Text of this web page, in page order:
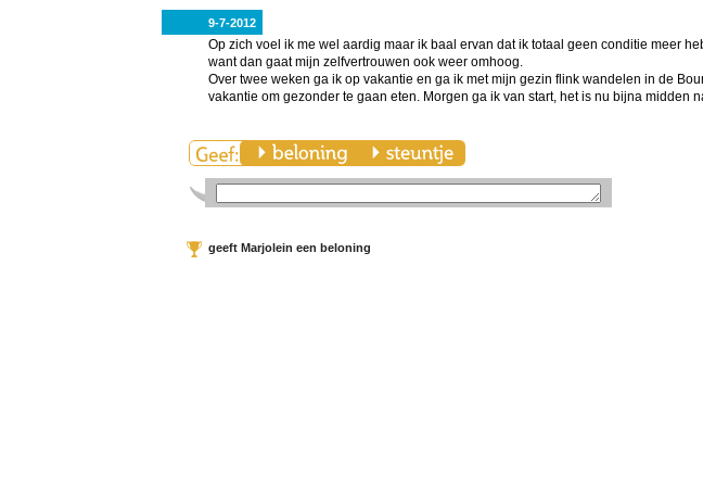
9-7-2012
Op zich voel ik me wel aardig maar ik baal ervan dat ik totaal geen conditie meer
want dan gaat mijn zelfvertrouwen ook weer omhoog.
Over twee weken ga ik op vakantie en ga ik met mijn gezin flink wandelen in de
vakantie om gezonder te gaan eten. Morgen ga ik van start, het is nu bijna midden
geeft Marjolein een beloning